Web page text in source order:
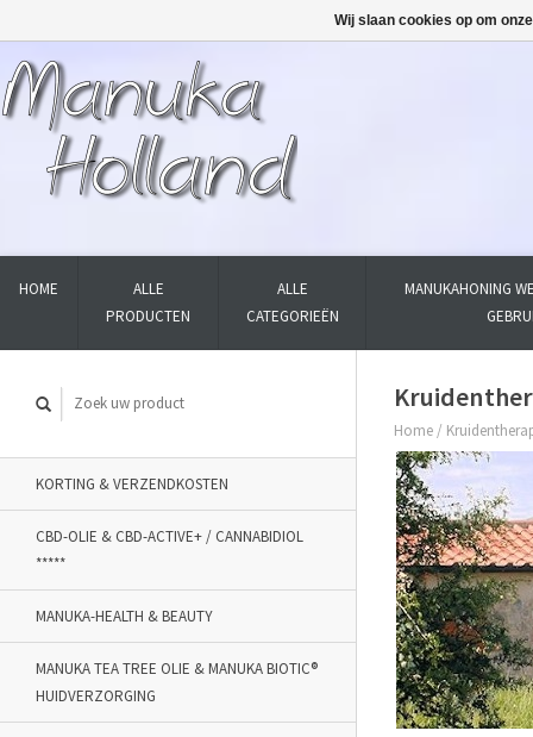
HOME
ALLE
PRODUCTEN
ALLE
CATEGORIEËN
MANUKAHONING
KORTING & VERZENDKOSTEN
CBD-OLIE & CBD-ACTIVE+ / CANNABIDIOL
*****
MANUKA-HEALTH & BEAUTY
MANUKA TEA TREE OLIE & MANUKA BIOTIC®
HUIDVERZORGING
Home /
Wij slaan cookies op om